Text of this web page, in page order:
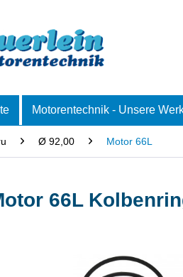
Motorentechnik - Unsere
Ø 92,00 Motor 66L
66L